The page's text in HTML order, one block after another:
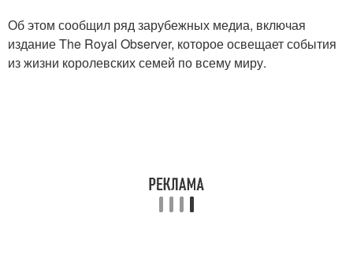
Об этом сообщил ряд зарубежных медиа, включая
издание The Royal Observer, которое освещает события
из жизни королевских семей по всему миру.